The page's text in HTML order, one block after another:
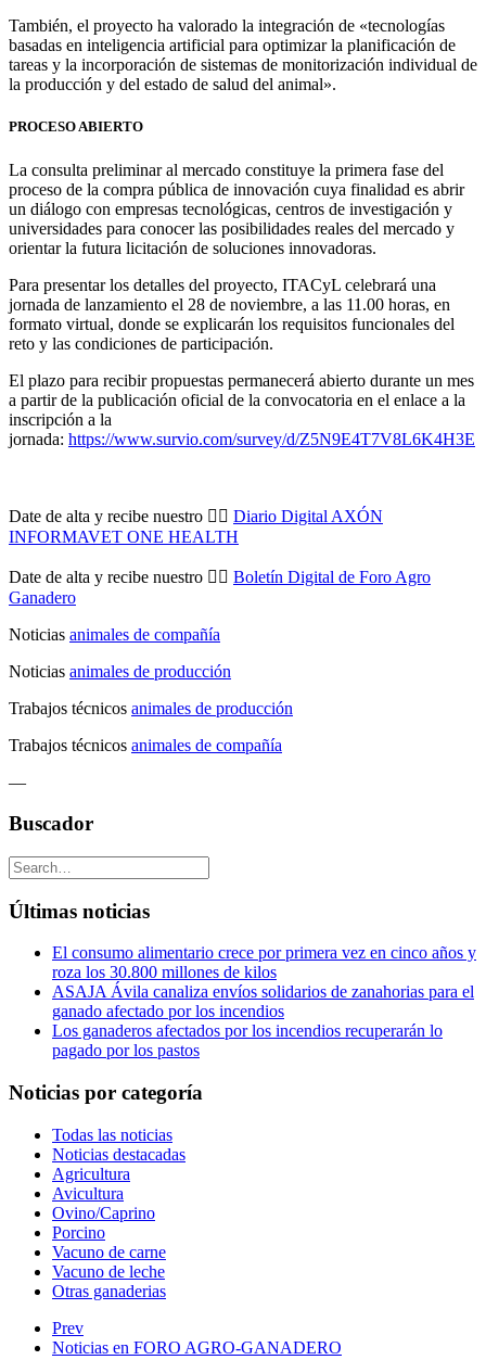
También, el proyecto ha valorado la integración de «tecnologías
basadas en inteligencia artificial para optimizar la planificación de
tareas y la incorporación de sistemas de monitorización individual de
la producción y del estado de salud del animal».
PROCESO ABIERTO
La consulta preliminar al mercado constituye la primera fase del
proceso de la compra pública de innovación cuya finalidad es abrir
un diálogo con empresas tecnológicas, centros de investigación y
universidades para conocer las posibilidades reales del mercado y
orientar la futura licitación de soluciones innovadoras.
Para presentar los detalles del proyecto, ITACyL celebrará una
jornada de lanzamiento el 28 de noviembre, a las 11.00 horas, en
formato virtual, donde se explicarán los requisitos funcionales del
reto y las condiciones de participación.
El plazo para recibir propuestas permanecerá abierto durante un mes
a partir de la publicación oficial de la convocatoria en el enlace a la
inscripción a la
jornada: https://www.survio.com/survey/d/Z5N9E4T7V8L6K4H3E
Date de alta y recibe nuestro 👉🏼 Diario Digital AXÓN
INFORMAVET ONE HEALTH
Date de alta y recibe nuestro 👉🏼 Boletín Digital de Foro Agro
Ganadero
Noticias animales de compañía
Noticias animales de producción
Trabajos técnicos animales de producción
Trabajos técnicos animales de compañía
—
Buscador
Últimas noticias
El consumo alimentario crece por primera vez en cinco años y
roza los 30.800 millones de kilos
ASAJA Ávila canaliza envíos solidarios de zanahorias para el
ganado afectado por los incendios
Los ganaderos afectados por los incendios recuperarán lo
pagado por los pastos
Noticias por categoría
Todas las noticias
Noticias destacadas
Agricultura
Avicultura
Ovino/Caprino
Porcino
Vacuno de carne
Vacuno de leche
Otras ganaderias
Prev
Noticias en FORO AGRO-GANADERO